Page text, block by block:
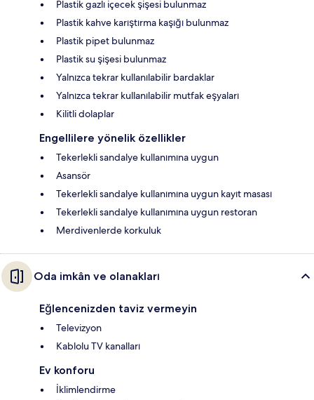
Plastik gazlı içecek şişesi bulunmaz
Plastik kahve karıştırma kaşığı bulunmaz
Plastik pipet bulunmaz
Plastik su şişesi bulunmaz
Yalnızca tekrar kullanılabilir bardaklar
Yalnızca tekrar kullanılabilir mutfak eşyaları
Kilitli dolaplar
Engellilere yönelik özellikler
Tekerlekli sandalye kullanımına uygun
Asansör
Tekerlekli sandalye kullanımına uygun kayıt masası
Tekerlekli sandalye kullanımına uygun restoran
Merdivenlerde korkuluk
Oda imkân ve olanakları
Eğlencenizden taviz vermeyin
Televizyon
Kablolu TV kanalları
Ev konforu
İklimlendirme